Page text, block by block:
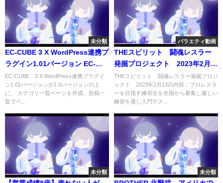
未分類
EC-CUBE 3 X WordPress連携プ
ラグイン1.01バージョン EC-
CUBE 3系対応
EC-CUBE 3 X WordPress連携プラグイ
ン1.01バージョンが1.0バージョンの上
に、 カテゴリ一覧ページを作成、投稿一
覧でペ...
バラエティ動画
THEスピリット 闘魂レスラー
発掘プロジェクト 2023年2月
13日
THEスピリット 闘魂レスラー発掘プロジ
ェクト 2023年2月13日内容：プロレスラ
ーを目指す練習生を全国から募集し厳しい
練習を通じ入門テス...
未分類 未分類